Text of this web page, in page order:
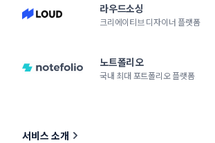
라우드소싱
크리에이티브 디자이너 플랫폼
노트폴리오
국내 최대 포트폴리오 플랫폼
서비스 소개